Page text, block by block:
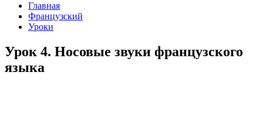
Главная
Французский
Уроки
Урок 4. Носовые звуки французского
языка